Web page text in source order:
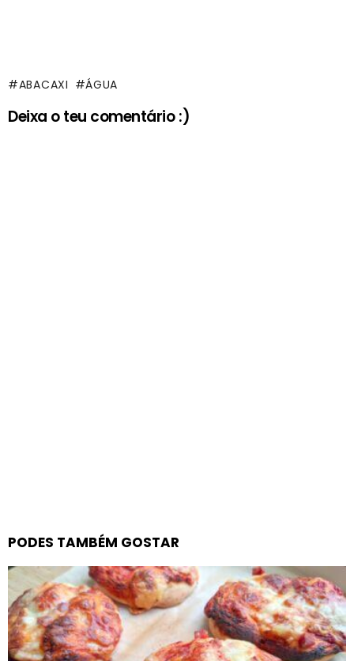
ABACAXI ÁGUA
Deixa o teu comentário :)
PODES TAMBÉM GOSTAR